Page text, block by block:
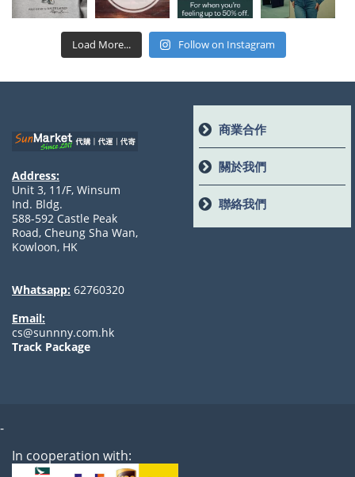
Load More... Follow on Instagram
Address:
Unit 3, 11/F, Winsum
Ind. Bldg.
588-592 Castle Peak
Road, Cheung Sha Wan,
Kowloon, HK
Whatsapp: 62760320
Email:
cs@sunnny.com.hk
Track Package
商業合作
關於我們
聯絡我們
-
In cooperation with: